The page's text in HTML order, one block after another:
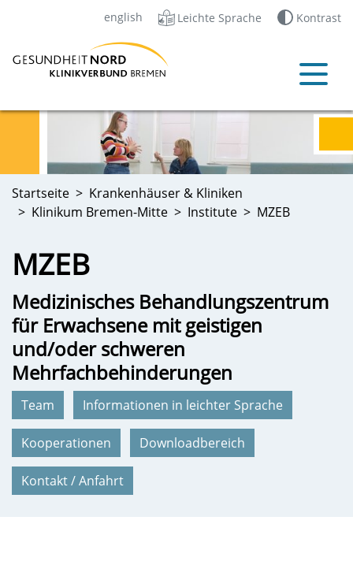
english Leichte Sprache Kontrast
Startseite
Krankenhäuser & Kliniken
Klinikum Bremen-Mitte
Institute MZEB
MZEB
Medizinisches Behandlungszentrum
für Erwachsene mit geistigen
und/oder schweren
Mehrfachbehinderungen
Team Informationen in leichter Sprache
Kooperationen Downloadbereich
Kontakt / Anfahrt